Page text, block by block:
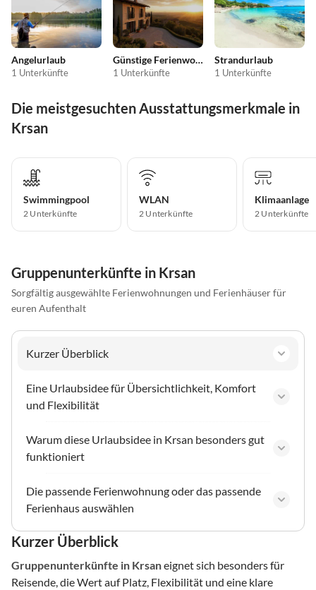
Angelurlaub
1 Unterkünfte
Günstige Ferienwohnungen
1 Unterkünfte
Strandurlaub
1 Unterkünfte
Die meistgesuchten Ausstattungsmerkmale in
Krsan
Swimmingpool
2 Unterkünfte
WLAN
2 Unterkünfte
Klimaanlage
2 Unterkünfte
Gruppenunterkünfte in Krsan
Sorgfältig ausgewählte Ferienwohnungen und Ferienhäuser für
euren Aufenthalt
Kurzer Überblick
Eine Urlaubsidee für Übersichtlichkeit, Komfort
und Flexibilität
Warum diese Urlaubsidee in Krsan besonders gut
funktioniert
Die passende Ferienwohnung oder das passende
Ferienhaus auswählen
Kurzer Überblick
Gruppenunterkünfte in Krsaneignet sich besonders für
Reisende, die Wert auf Platz, Flexibilität und eine klare